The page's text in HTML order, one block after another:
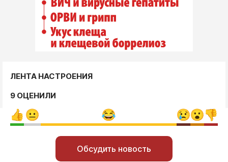
ЛЕНТА НАСТРОЕНИЯ
9 ОЦЕНИЛИ
Обсудить новость